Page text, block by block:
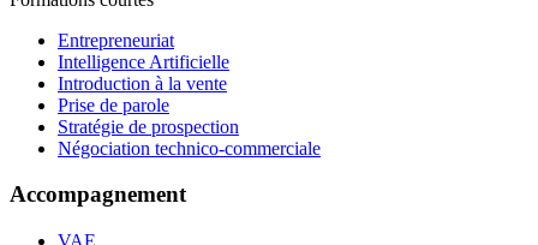
Entrepreneuriat
Intelligence Artificielle
Introduction à la vente
Prise de parole
Stratégie de prospection
Négociation technico-commerciale
Accompagnement
VAE